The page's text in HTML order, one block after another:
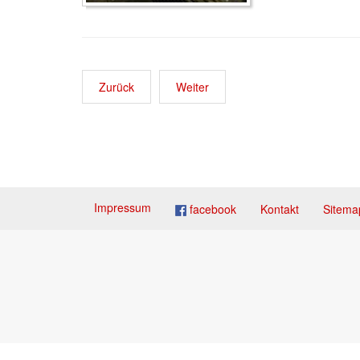
Zurück Weiter
Impressum facebook Kontakt